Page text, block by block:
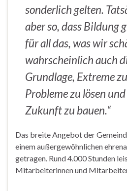
sonderlich gelten.
aber so, dass Bildung
für all das, was wir
wahrscheinlich auch
Grundlage, Extreme
Probleme zu lösen
Zukunft zu bauen.“
Das breite Angebot der
einem außergewöhnlichen
getragen. Rund 4.000 Stunden
Mitarbeiterinnen und Mitarbeiter